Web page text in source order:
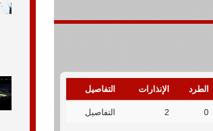
الطرد الإنذارات التفاصيل
0
2 التفاصيل